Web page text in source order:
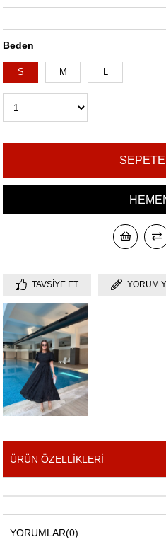
Beden
S M L
TAVSIYE ET YORUM
ÜRÜN ÖZELLIKLERI
YORUMLAR(0)